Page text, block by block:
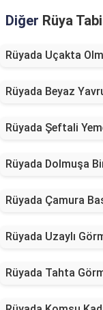
Diğer Rüya
Rüyada Uçakta
Rüyada Beyaz
Rüyada Şeftali
Rüyada Dolmuşa
Rüyada Çamura
Rüyada Uzaylı
Rüyada Tahta